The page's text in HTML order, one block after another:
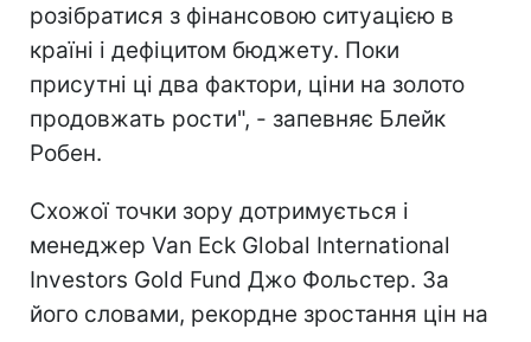
розібратися з фінансовою ситуацією в
країні і дефіцитом бюджету. Поки
присутні ці два фактори, ціни на золото
продовжать рости", - запевняє Блейк
Робен.
Схожої точки зору дотримується і
менеджер Van Eck Global International
Investors Gold Fund Джо Фольстер. За
його словами, рекордне зростання цін на